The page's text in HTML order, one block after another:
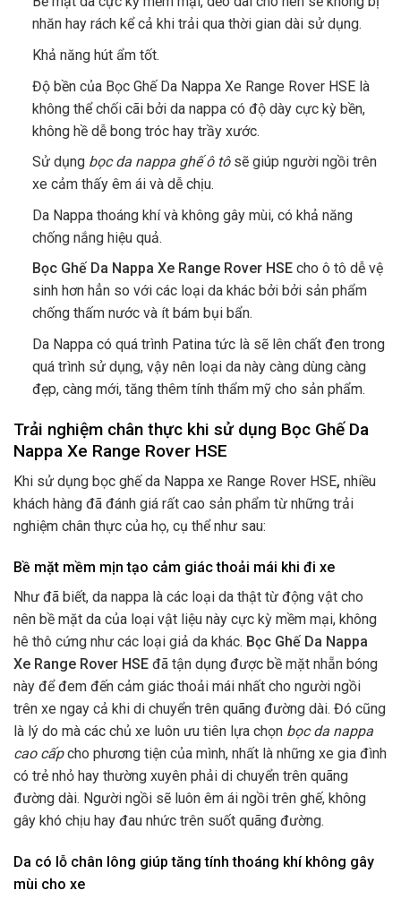
nhăn hay rách kể cả khi trải qua thời gian dài sử dụng.
Khả năng hút ẩm tốt.
Độ bền của Bọc Ghế Da Nappa Xe Range Rover HSE là
không thể chối cãi bởi da nappa có độ dày cực kỳ bền,
không hề dễ bong tróc hay trầy xước.
Sử dụng bọc da nappa ghế ô tôsẽ giúp người ngồi trên
xe cảm thấy êm ái và dễ chịu.
Da Nappa thoáng khí và không gây mùi, có khả năng
chống nắng hiệu quả.
Bọc Ghế Da Nappa Xe Range Rover HSE cho ô tô dễ vệ
sinh hơn hẳn so với các loại da khác bởi bởi sản phẩm
chống thấm nước và ít bám bụi bẩn.
Da Nappa có quá trình Patina tức là sẽ lên chất đen trong
quá trình sử dụng, vậy nên loại da này càng dùng càng
đẹp, càng mới, tăng thêm tính thẩm mỹ cho sản phẩm.
Trải nghiệm chân thực khi sử dụng Bọc Ghế Da
Nappa Xe Range Rover HSE
Khi sử dụng bọc ghế da Nappa xe Range Rover HSE, nhiều
khách hàng đã đánh giá rất cao sản phẩm từ những trải
nghiệm chân thực của họ, cụ thể như sau:
Bề mặt mềm mịn tạo cảm giác thoải mái khi đi xe
Như đã biết, da nappa là các loại da thật từ động vật cho
nên bề mặt da của loại vật liệu này cực kỳ mềm mại, không
hê thô cứng như các loại giả da khác. Bọc Ghế Da Nappa
Xe Range Rover HSE đã tận dụng được bề mặt nhẵn bóng
này để đem đến cảm giác thoải mái nhất cho người ngồi
trên xe ngay cả khi di chuyển trên quãng đường dài. Đó cũng
là lý do mà các chủ xe luôn ưu tiên lựa chọn bọc da nappa
cao cấpcho phương tiện của mình, nhất là những xe gia đình
có trẻ nhỏ hay thường xuyên phải di chuyển trên quãng
đường dài. Người ngồi sẽ luôn êm ái ngồi trên ghế, không
gây khó chịu hay đau nhức trên suốt quãng đường.
Da có lỗ chân lông giúp tăng tính thoáng khí không gây
mùi cho xe